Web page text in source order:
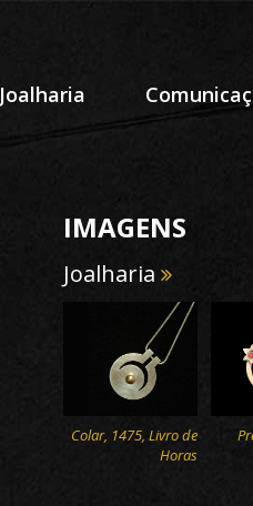
Joalharia
IMAGENS
Joalharia
Colar, 1475, Livro de
Horas